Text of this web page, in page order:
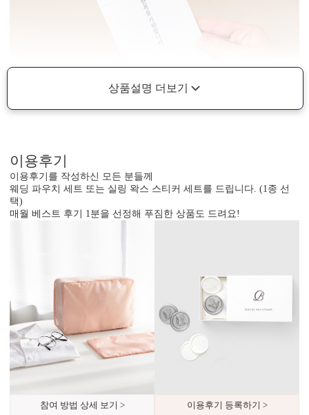
상품설명 더보기
이용후기
이용후기를 작성하신 모든 분들께
웨딩 파우치 세트 또는 실링 왁스 스티커 세트를 드립니다. (1종 선
택)
매월 베스트 후기 1분을 선정해 푸짐한 상품도 드려요!
참여 방법 상세 보기 >
이용후기 등록하기 >